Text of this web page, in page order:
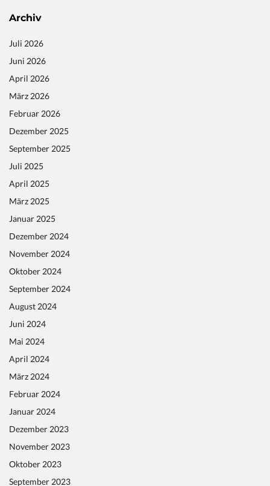
Archiv
Juli 2026
Juni 2026
April 2026
März 2026
Februar 2026
Dezember 2025
September 2025
Juli 2025
April 2025
März 2025
Januar 2025
Dezember 2024
November 2024
Oktober 2024
September 2024
August 2024
Juni 2024
Mai 2024
April 2024
März 2024
Februar 2024
Januar 2024
Dezember 2023
November 2023
Oktober 2023
September 2023